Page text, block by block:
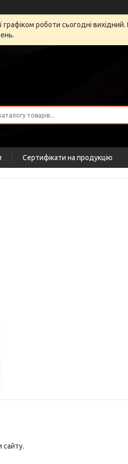
роботи сьогодні
Сертифікати на продукцію
сайту.